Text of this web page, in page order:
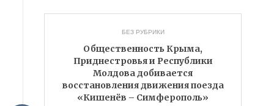
БЕЗ РУБРИКИ
Общественность Крыма,
Приднестровья и Республики
Молдова добивается
восстановления движения поезда
«Кишенёв – Симферополь»